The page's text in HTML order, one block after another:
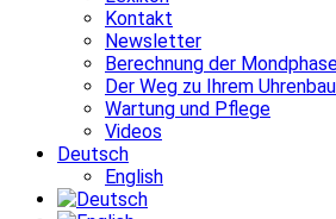
Kontakt
Newsletter
Berechnung der
Der Weg zu Ihrem
Wartung und Pflege
Videos
Deutsch
English